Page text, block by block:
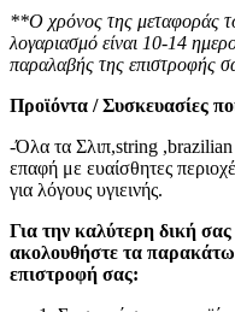
**Ο χρόνος της μεταφοράς
λογαριασμό είναι 10-14
παραλαβής της επιστροφής
Προϊόντα / Συσκευασίες
-Όλα τα Σλιπ,string ,brazilian
επαφή με ευαίσθητες
για λόγους υγιεινής.
Για την καλύτερη δική
ακολουθήστε τα
επιστροφή σας: